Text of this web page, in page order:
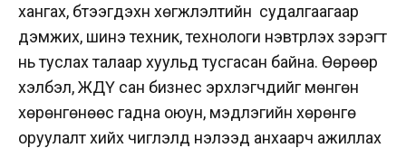
хангах, бүтээгдэхүүн хөгжүүлэлтийн судалгаагаар
дэмжих, шинэ техник, технологи нэвтрүүлэх зэрэгт
нь туслах талаар хуульд тусгасан байна. Өөрөөр
хэлбэл, ЖДҮ сан бизнес эрхлэгчдийг мөнгөн
хөрөнгөнөөс гадна оюун, мэдлэгийн хөрөнгө
оруулалт хийх чиглэлд нэлээд анхаарч ажиллах